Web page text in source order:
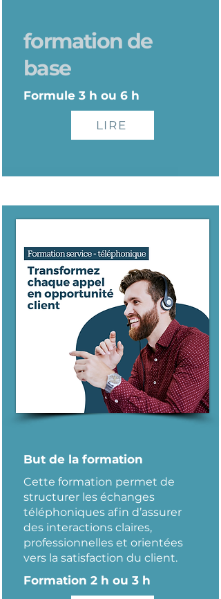
formation de
base
Formule 3 h ou 6 h
LIRE
But de la formation
Cette formation permet de
structurer les échanges
téléphoniques afin d’assurer
des interactions claires,
professionnelles et orientées
vers la satisfaction du client.
Formation 2 h ou 3 h